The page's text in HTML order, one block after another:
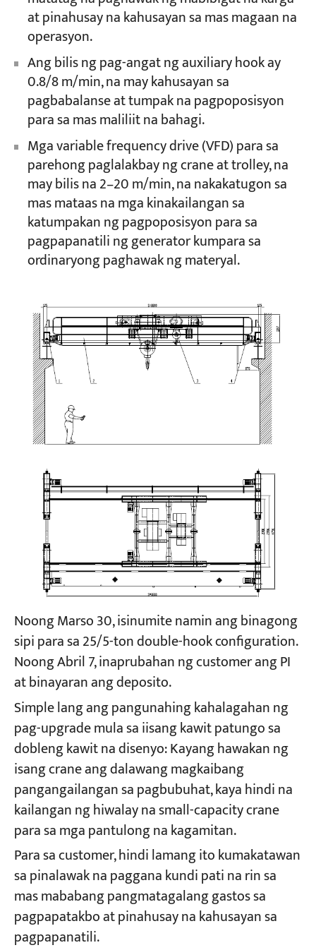
at pinahusay na kahusayan sa mas magaan na
operasyon.
Ang bilis ng pag-angat ng auxiliary hook ay
0.8/8 m/min, na may kahusayan sa
pagbabalanse at tumpak na pagpoposisyon
para sa mas maliliit na bahagi.
Mga variable frequency drive (VFD) para sa
parehong paglalakbay ng crane at trolley, na
may bilis na 2–20 m/min, na nakakatugon sa
mas mataas na mga kinakailangan sa
katumpakan ng pagpoposisyon para sa
pagpapanatili ng generator kumpara sa
ordinaryong paghawak ng materyal.
Noong Marso 30, isinumite namin ang binagong
sipi para sa 25/5-ton double-hook configuration.
Noong Abril 7, inaprubahan ng customer ang PI
at binayaran ang deposito.
Simple lang ang pangunahing kahalagahan ng
pag-upgrade mula sa iisang kawit patungo sa
dobleng kawit na disenyo: Kayang hawakan ng
isang crane ang dalawang magkaibang
pangangailangan sa pagbubuhat, kaya hindi na
kailangan ng hiwalay na small-capacity crane
para sa mga pantulong na kagamitan.
Para sa customer, hindi lamang ito kumakatawan
sa pinalawak na paggana kundi pati na rin sa
mas mababang pangmatagalang gastos sa
pagpapatakbo at pinahusay na kahusayan sa
pagpapanatili.